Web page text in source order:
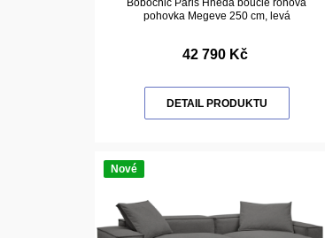
Bobochic Paris Hnědá bouclé rohová
pohovka Megeve 250 cm, levá
42 790 Kč
DETAIL PRODUKTU
Nové